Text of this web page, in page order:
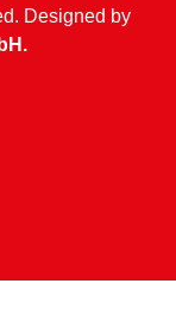
Designed by